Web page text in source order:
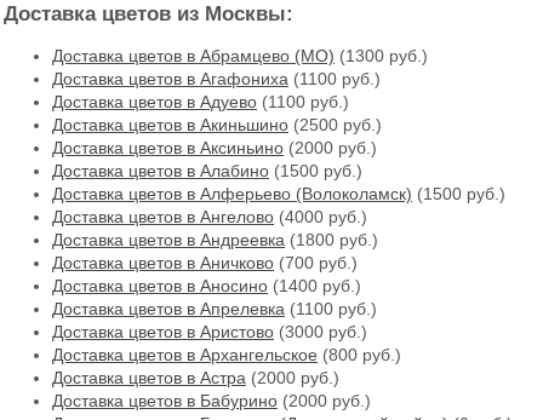
Доставка цветов из Москвы:
Доставка цветов в Абрамцево (МО) (1300 руб.)
Доставка цветов в Агафониха (1100 руб.)
Доставка цветов в Адуево (1100 руб.)
Доставка цветов в Акиньшино (2500 руб.)
Доставка цветов в Аксиньино (2000 руб.)
Доставка цветов в Алабино (1500 руб.)
Доставка цветов в Алферьево (Волоколамск) (1500 руб.)
Доставка цветов в Ангелово (4000 руб.)
Доставка цветов в Андреевка (1800 руб.)
Доставка цветов в Аничково (700 руб.)
Доставка цветов в Аносино (1400 руб.)
Доставка цветов в Апрелевка (1100 руб.)
Доставка цветов в Аристово (3000 руб.)
Доставка цветов в Архангельское (800 руб.)
Доставка цветов в Астра (2000 руб.)
Доставка цветов в Бабурино (2000 руб.)